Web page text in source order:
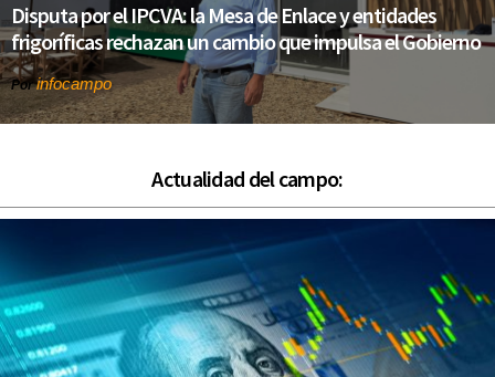
Disputa por el IPCVA: la Mesa de Enlace y entidades
frigoríficas rechazan un cambio que impulsa el Gobierno
Porinfocampo
Actualidad del campo: